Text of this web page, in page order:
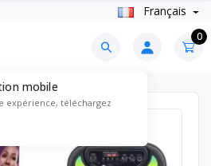
Français
0
mobile
expérience, téléchargez